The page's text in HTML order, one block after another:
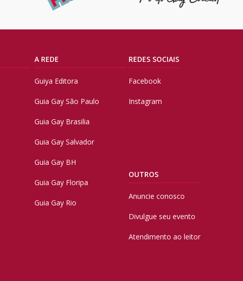
A REDE
Guiya Editora
Guia Gay São Paulo
Guia Gay Brasilia
Guia Gay Salvador
Guia Gay BH
Guia Gay Floripa
Guia Gay Rio
REDES SOCIAIS
Facebook
Instagram
OUTROS
Anuncie conosco
Divulgue seu evento
Atendimento ao leitor